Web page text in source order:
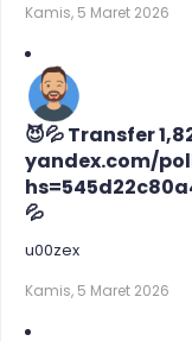
Kamis, 5 Maret 2026
😈💦 Transfer
yandex.com/
💦
u00zex
Kamis, 5 Maret 2026